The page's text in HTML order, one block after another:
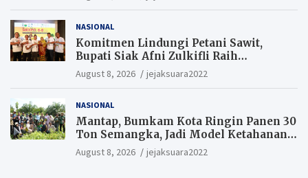
Hukum Segera Tangkap Aktor Dan
NASIONAL
Komitmen Lindungi Petani Sawit,
Bupati Siak Afni Zulkifli Raih
Penghargaan SIEXPO 2026
August 8, 2026 jejaksuara2022
NASIONAL
Mantap, Bumkam Kota Ringin Panen 30
Ton Semangka, Jadi Model Ketahanan
Pangan Siak.
August 8, 2026 jejaksuara2022